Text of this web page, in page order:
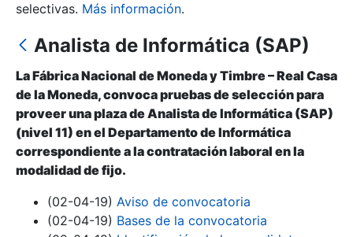
Mostrar/Ocultar
Mostrar/Ocultar
Mostrar/Ocultar
selectivas. Más información.
Analista de Informática (SAP)
La Fábrica Nacional de Moneda y Timbre – Real Casa
de la Moneda, convoca pruebas de selección para
proveer una plaza de Analista de Informática (SAP)
(nivel 11) en el Departamento de Informática
correspondiente a la contratación laboral en la
modalidad de fijo.
(02-04-19) Aviso de convocatoria
(02-04-19) Bases de la convocatoria